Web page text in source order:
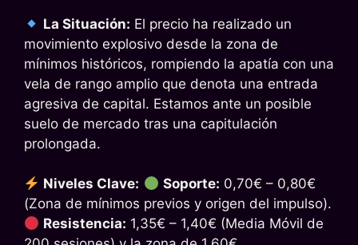
La Situación: El precio ha realizado un
movimiento explosivo desde la zona de
mínimos históricos, rompiendo la apatía con una
vela de rango amplio que denota una entrada
agresiva de capital. Estamos ante un posible
suelo de mercado tras una capitulación
prolongada.
Niveles Clave: Soporte: 0,70€ – 0,80€
(Zona de mínimos previos y origen del impulso).
Resistencia: 1,35€ – 1,40€ (Media Móvil de